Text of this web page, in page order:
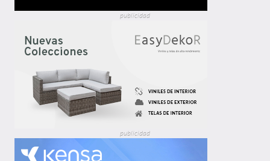
publicidad
publicidad